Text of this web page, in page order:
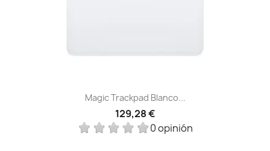
Magic Trackpad Blanco...
129,28 €
0 opinión